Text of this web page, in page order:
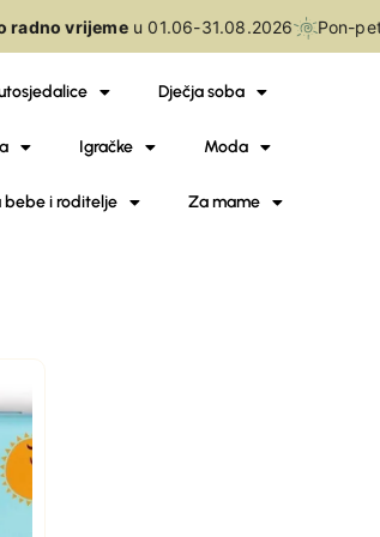
vrijemeu 01.06-31.08.2026 Pon-pet
Dječja soba
Igračke Moda
bebe i roditelje Za mame